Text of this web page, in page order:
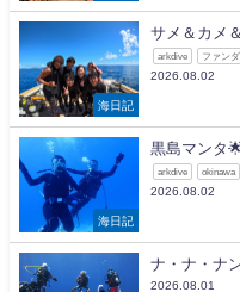
海日記
サメ＆カメ
arkdive ファン
2026.08.02
海日記
黒島マンタ
arkdive okinawa
2026.08.02
ナ・ナ・ナ
2026.08.01